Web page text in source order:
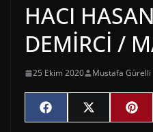
HACI
DEMİRCİ /
25 Ekim 2020 Mustafa Gürelli
Share
on
F
a
Share
on
X
( on
P
i